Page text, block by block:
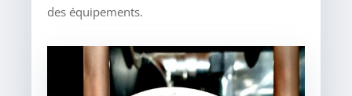
des équipements.